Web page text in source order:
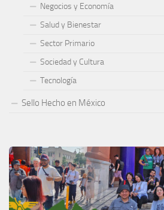
Negocios y Economía
Salud y Bienestar
Sector Primario
Sociedad y Cultura
Tecnología
Sello Hecho en México